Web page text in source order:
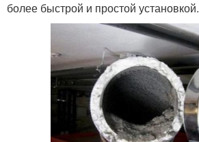
более быстрой и простой установкой.